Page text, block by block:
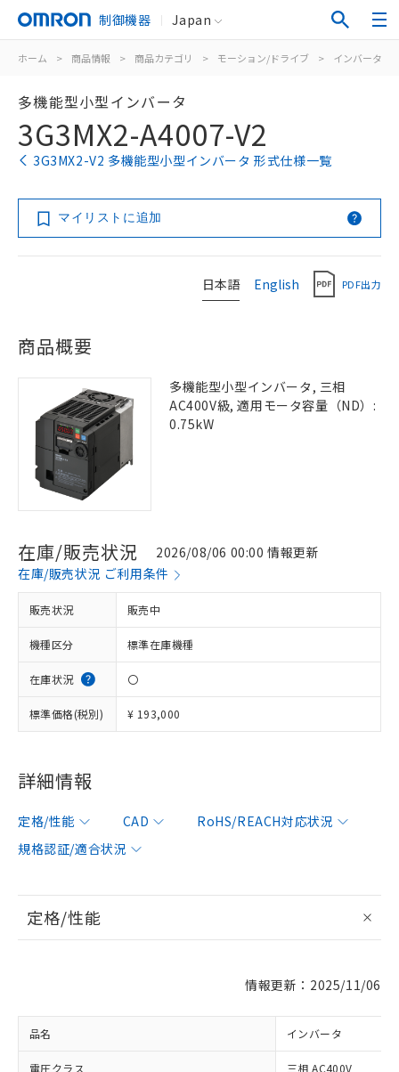
制御機器 Japan
ホーム > 商品情報 > 商品カテゴリ > モーション/ドライブ > インバータ
多機能型小型インバータ
3G3MX2-A4007-V2
3G3MX2-V2 多機能型小型インバータ 形式仕様一覧
マイリストに追加
日本語 English PDF出力
商品概要
多機能型小型インバータ, 三相
AC400V級, 適用モータ容量（ND）:
0.75kW
在庫/販売状況
2026/08/06 00:00 情報更新
在庫/販売状況 ご利用条件
販売状況 販売中
機種区分 標準在庫機種
在庫状況 〇
標準価格(税別) ¥ 193,000
詳細情報
定格/性能 CAD
RoHS/REACH対応状況
規格認証/適合状況
定格/性能
情報更新：2025/11/06
品名 インバータ
電圧クラス 三相 AC400V